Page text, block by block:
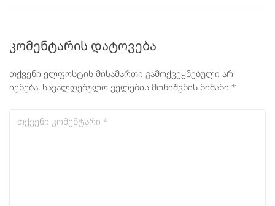
კომენტარის დატოვება
თქვენი ელფოსტის მისამართი გამოქვეყნებული არ
იქნება. სავალდებულო ველების მონიშვნის ნიშანი *